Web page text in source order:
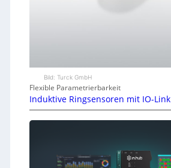
Bild: Turck GmbH
Flexible Parametrierbarkeit
Induktive Ringsensoren mit IO-Link